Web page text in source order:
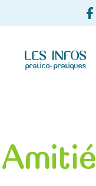
LES INFOS
pratico-pratiques